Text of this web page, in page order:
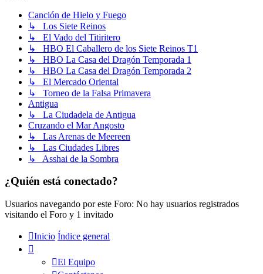
Canción de Hielo y Fuego
↳ Los Siete Reinos
↳ El Vado del Titiritero
↳ HBO El Caballero de los Siete Reinos T1
↳ HBO La Casa del Dragón Temporada 1
↳ HBO La Casa del Dragón Temporada 2
↳ El Mercado Oriental
↳ Torneo de la Falsa Primavera
Antigua
↳ La Ciudadela de Antigua
Cruzando el Mar Angosto
↳ Las Arenas de Meereen
↳ Las Ciudades Libres
↳ Asshai de la Sombra
¿Quién está conectado?
Usuarios navegando por este Foro: No hay usuarios registrados
visitando el Foro y 1 invitado
Inicio Índice general
El Equipo